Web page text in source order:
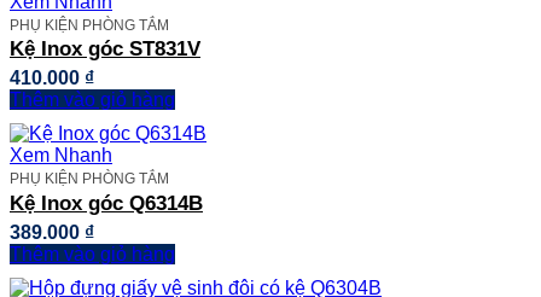
PHỤ KIỆN PHÒNG TẮM
Kệ Inox góc ST831V
410.000 ₫
Thêm vào giỏ hàng
Xem Nhanh
PHỤ KIỆN PHÒNG TẮM
Kệ Inox góc Q6314B
389.000 ₫
Thêm vào giỏ hàng